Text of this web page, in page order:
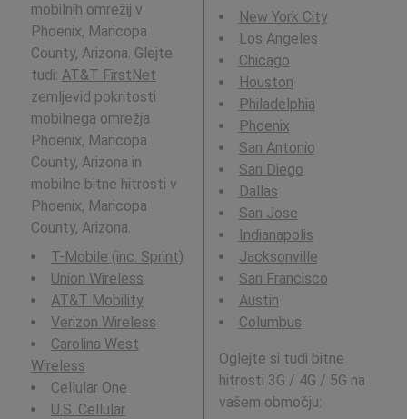
mobilnih omrežij v
Phoenix, Maricopa
County, Arizona. Glejte
tudi: AT&T FirstNet
zemljevid pokritosti
mobilnega omrežja
Phoenix, Maricopa
County, Arizona in
mobilne bitne hitrosti v
Phoenix, Maricopa
County, Arizona.
T-Mobile (inc. Sprint)
Union Wireless
AT&T Mobility
Verizon Wireless
Carolina West
Wireless
Cellular One
U.S. Cellular
New York City
Los Angeles
Chicago
Houston
Philadelphia
Phoenix
San Antonio
San Diego
Dallas
San Jose
Indianapolis
Jacksonville
San Francisco
Austin
Columbus
Oglejte si tudi bitne
hitrosti 3G / 4G / 5G na
vašem območju: